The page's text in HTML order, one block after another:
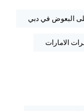
البعوض في دبي
الامارات